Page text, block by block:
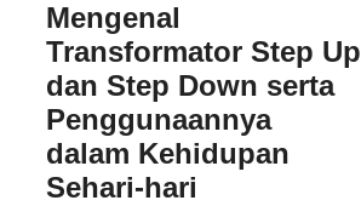
Mengenal
Transformator Step Up
dan Step Down serta
Penggunaannya
dalam Kehidupan
Sehari-hari